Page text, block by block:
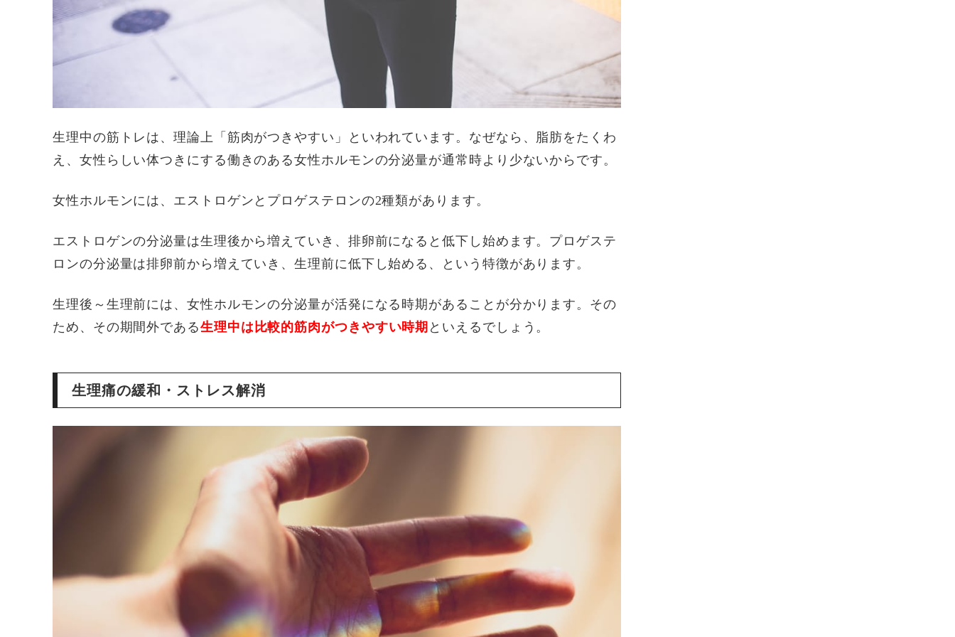
生理中の筋トレは、理論上「筋肉がつきやすい」といわれています。なぜなら、脂肪をたくわ
え、女性らしい体つきにする働きのある女性ホルモンの分泌量が通常時より少ないからです。
女性ホルモンには、エストロゲンとプロゲステロンの2種類があります。
エストロゲンの分泌量は生理後から増えていき、排卵前になると低下し始めます。プロゲステ
ロンの分泌量は排卵前から増えていき、生理前に低下し始める、という特徴があります。
生理後～生理前には、女性ホルモンの分泌量が活発になる時期があることが分かります。その
ため、その期間外である生理中は比較的筋肉がつきやすい時期 といえるでしょう。
生理痛の緩和・ストレス解消